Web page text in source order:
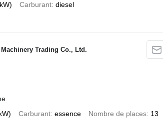
Carburant diesel
Trading Co., Ltd.
Carburant essence Nombre de places 13